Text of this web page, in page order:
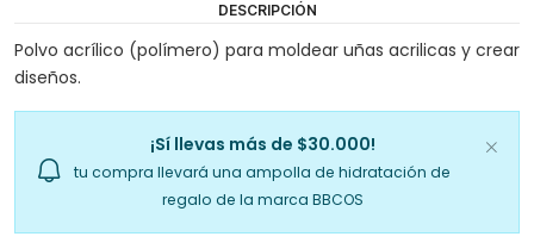
DESCRIPCIÓN
Polvo acrílico (polímero) para moldear uñas acrilicas y crear
diseños.
¡Sí llevas más de $30.000!
tu compra llevará una ampolla de hidratación de
regalo de la marca BBCOS